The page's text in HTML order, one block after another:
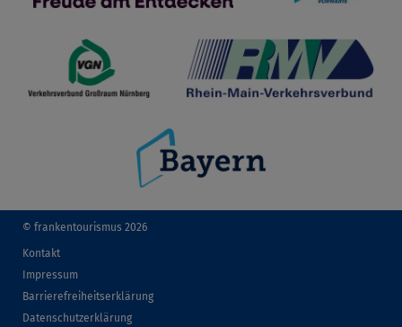
© frankentourismus 2026
Kontakt
Impressum
Barrierefreiheitserklärung
Datenschutzerklärung